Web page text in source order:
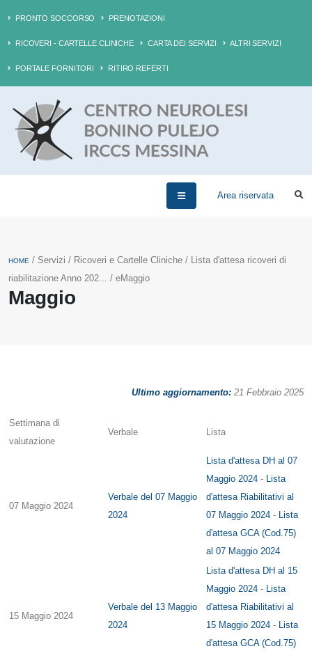
PRONTO SOCCORSO PRENOTAZIONI
RICOVERI - CARTELLE CLINICHE CARTA DEI SERVIZI ALTRI SERVIZI
PORTALE FORNITORI RITIRO REFERTI
Area riservata
Maggio
HOME / Servizi / Ricoveri e Cartelle Cliniche / Lista d'attesa ricoveri di
riabilitazione Anno 202... / eMaggio
Ultimo aggiornamento: 21 Febbraio 2025
Settimana di
valutazione
Verbale Lista
07 Maggio 2024
Verbale del 07 Maggio
2024
Lista d'attesa DH al 07
Maggio 2024 - Lista
d'attesa Riabilitativi al
07 Maggio 2024 - Lista
d'attesa GCA (Cod.75)
al 07 Maggio 2024
15 Maggio 2024
Verbale del 13 Maggio
2024
Lista d'attesa DH al 15
Maggio 2024 - Lista
d'attesa Riabilitativi al
15 Maggio 2024 - Lista
d'attesa GCA (Cod.75)